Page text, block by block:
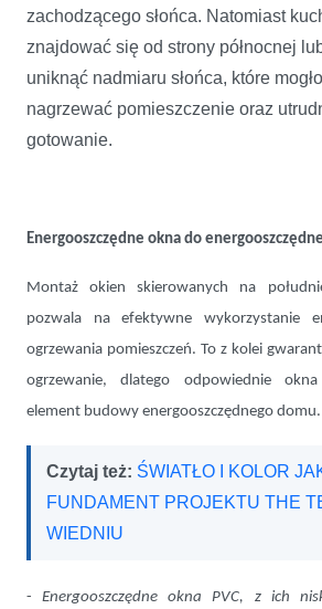
zachodzącego słońca. Natomiast
znajdować się od strony północnej
uniknąć nadmiaru słońca, które
nagrzewać pomieszczenie oraz
gotowanie.
Energooszczędne okna do
Montaż okien skierowanych na
pozwala na efektywne wykorzystanie
ogrzewania pomieszczeń. To z kolei
ogrzewanie, dlatego odpowiednie
element budowy energooszczędnego domu.
Czytaj też: ŚWIATŁO I KOLOR
FUNDAMENT PROJEKTU THE
WIEDNIU
-Energooszczędne okna PVC, z ich